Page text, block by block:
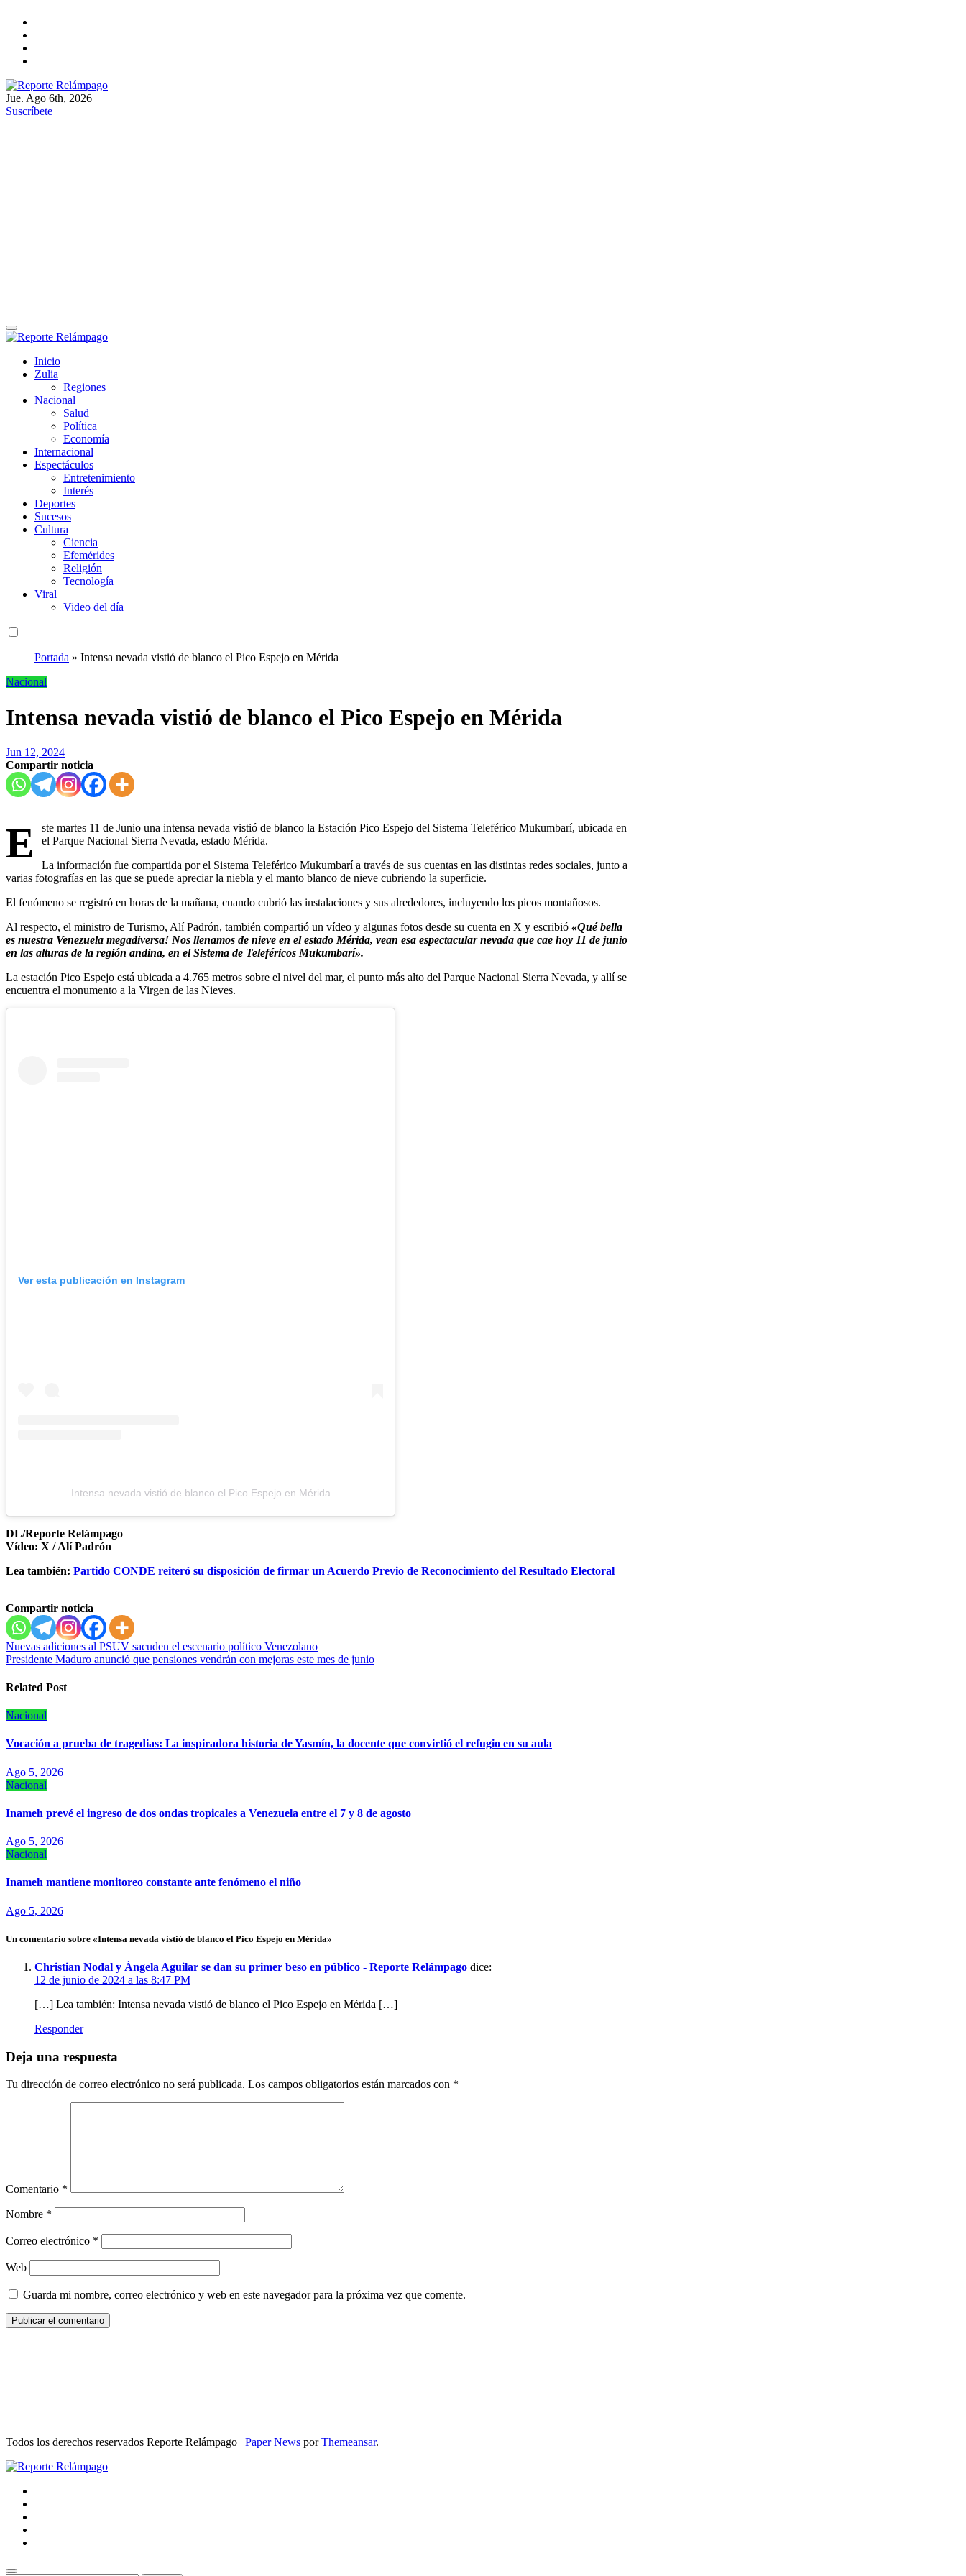
contenido
Reporte Relámpago
Claridad y rigor en cada noticia
Jue. Ago 6th, 2026
Suscríbete
Reporte Relámpago
Claridad y rigor en cada noticia
Inicio
Zulia
Regiones
Nacional
Salud
Política
Economía
Internacional
Espectáculos
Entretenimiento
Interés
Deportes
Sucesos
Cultura
Ciencia
Efemérides
Religión
Tecnología
Viral
Video del día
Portada » Intensa nevada vistió de blanco el Pico Espejo en Mérida
Nacional
Intensa nevada vistió de blanco el Pico Espejo en Mérida
Jun 12, 2024
Compartir noticia
E
ste martes 11 de Junio una intensa nevada vistió de blanco la Estación Pico Espejo del Sistema Teleférico Mukumbarí, ubicada en
el Parque Nacional Sierra Nevada, estado Mérida.
La información fue compartida por el Sistema Teleférico Mukumbarí a través de sus cuentas en las distintas redes sociales, junto a
varias fotografías en las que se puede apreciar la niebla y el manto blanco de nieve cubriendo la superficie.
El fenómeno se registró en horas de la mañana, cuando cubrió las instalaciones y sus alrededores, incluyendo los picos montañosos.
Al respecto, el ministro de Turismo, Alí Padrón, también compartió un vídeo y algunas fotos desde su cuenta en X y escribió «Qué bella
es nuestra Venezuela megadiversa! Nos llenamos de nieve en el estado Mérida, vean esa espectacular nevada que cae hoy 11 de junio
en las alturas de la región andina, en el Sistema de Teleféricos Mukumbarí».
La estación Pico Espejo está ubicada a 4.765 metros sobre el nivel del mar, el punto más alto del Parque Nacional Sierra Nevada, y allí se
encuentra el monumento a la Virgen de las Nieves.
Ver esta publicación en Instagram
Intensa nevada vistió de blanco el Pico Espejo en Mérida
DL/Reporte Relámpago
Vídeo: X / Alí Padrón
Lea también: Partido CONDE reiteró su disposición de firmar un Acuerdo Previo de Reconocimiento del Resultado Electoral
Compartir noticia
Navegación
de
entradas
Nuevas adiciones al PSUV sacuden el escenario político Venezolano
Presidente Maduro anunció que pensiones vendrán con mejoras este mes de junio
Related Post
Nacional
Vocación a prueba de tragedias: La inspiradora historia de Yasmín, la docente que convirtió el refugio en su aula
Ago 5, 2026
Nacional
Inameh prevé el ingreso de dos ondas tropicales a Venezuela entre el 7 y 8 de agosto
Ago 5, 2026
Nacional
Inameh mantiene monitoreo constante ante fenómeno el niño
Ago 5, 2026
Un comentario sobre «Intensa nevada vistió de blanco el Pico Espejo en Mérida»
Christian Nodal y Ángela Aguilar se dan su primer beso en público - Reporte Relámpago dice:
12 de junio de 2024 a las 8:47 PM
[…] Lea también: Intensa nevada vistió de blanco el Pico Espejo en Mérida […]
Responder
Deja una respuesta
Tu dirección de correo electrónico no será publicada. Los campos obligatorios están marcados con *
Comentario *
Nombre *
Correo electrónico *
Web
Guarda mi nombre, correo electrónico y web en este navegador para la próxima vez que comente.
Todos los derechos reservados Reporte Relámpago Paper News porThemeansar.